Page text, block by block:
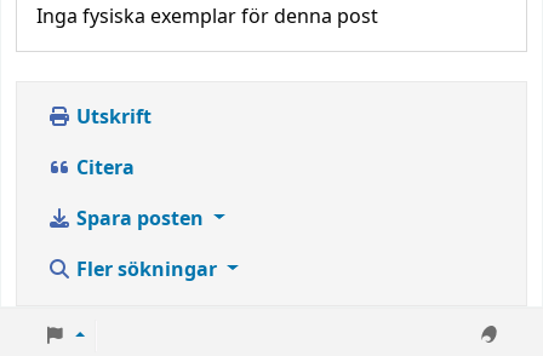
Inga fysiska exemplar för denna post
Utskrift
Citera
Spara posten
Fler sökningar